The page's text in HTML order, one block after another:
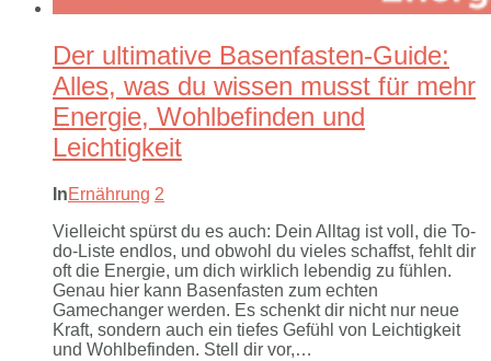
Der ultimative Basenfasten-Guide:
Alles, was du wissen musst für mehr
Energie, Wohlbefinden und
Leichtigkeit
InErnährung 2
Vielleicht spürst du es auch: Dein Alltag ist voll, die To-
do-Liste endlos, und obwohl du vieles schaffst, fehlt dir
oft die Energie, um dich wirklich lebendig zu fühlen.
Genau hier kann Basenfasten zum echten
Gamechanger werden. Es schenkt dir nicht nur neue
Kraft, sondern auch ein tiefes Gefühl von Leichtigkeit
und Wohlbefinden. Stell dir vor,…